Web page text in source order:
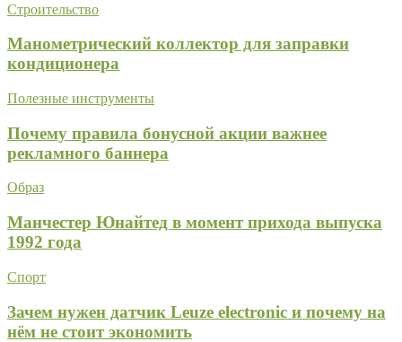
Строительство
Манометрический коллектор для заправки
кондиционера
Полезные инструменты
Почему правила бонусной акции важнее
рекламного баннера
Образ
Манчестер Юнайтед в момент прихода выпуска
1992 года
Спорт
Зачем нужен датчик Leuze electronic и почему на
нём не стоит экономить